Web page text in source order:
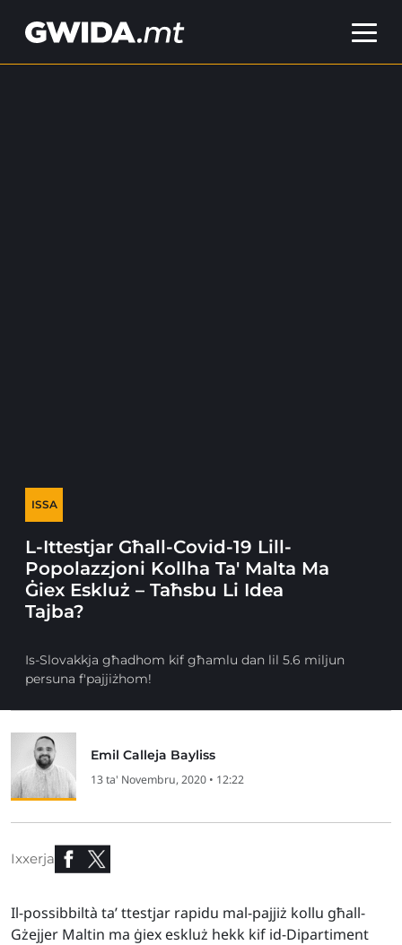
ISSA
L-Ittestjar Għall-Covid-19 Lill-
Popolazzjoni Kollha Ta' Malta Ma
Ġiex Eskluż – Taħsbu Li Idea
Tajba?
Is-Slovakkja għadhom kif għamlu dan lil 5.6 miljun
persuna f'pajjiżhom!
Emil Calleja Bayliss
13 ta' Novembru, 2020 • 12:22
Ixxerja
Il-possibbiltà ta’ ttestjar rapidu mal-pajjiż kollu għall-
Gżejjer Maltin ma ġiex eskluż hekk kif id-Dipartiment